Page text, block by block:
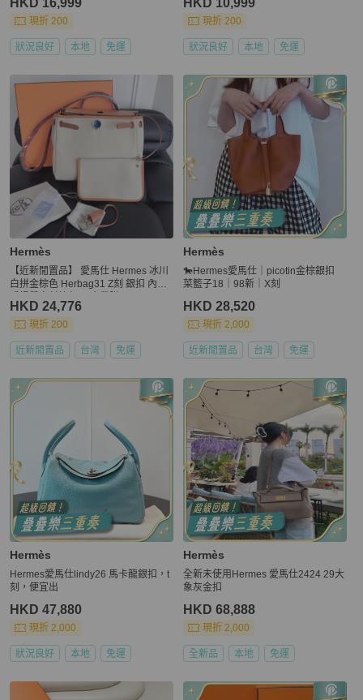
現折 200
狀況良好 本地 免運
現折 200
狀況良好 本地 免運
Hermès
【近新閒置品】 愛馬仕 Hermes 冰川
白拼金棕色 Herbag31 Z刻 銀扣 內縫
HKD 24,776
現折 200
近新閒置品 台灣 免運
Hermès
🐎Hermes愛馬仕｜picotin金棕銀扣
菜籃子18｜98新｜X刻
HKD 28,520
現折 2,000
近新閒置品 台灣 免運
Hermès
Hermes愛馬仕lindy26 馬卡龍銀扣，t
刻，便宜出
HKD 47,880
現折 2,000
狀況良好 本地 免運
Hermès
全新未使用Hermes 愛馬仕2424 29大
象灰金扣
HKD 68,888
現折 2,000
全新品 本地 免運